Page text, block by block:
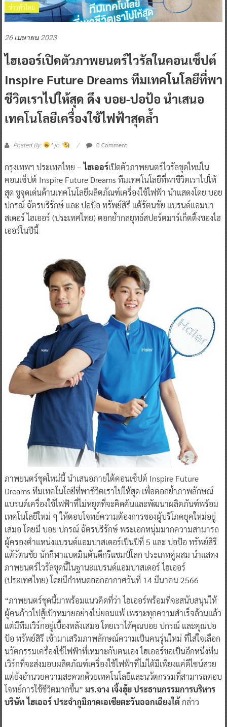
ข่าวทั่วไทย
26 เมษายน 2023
ไฮเออร์เปิดตัวภาพยนตร์ไวรัลในคอนเซ็ปต์
Inspire Future Dreams ทีมเทคโนโลยีที่พา
ชีวิตเราไปให้สุด ดึง บอย-ปอป้อ นำเสนอ
เทคโนโลยีเครื่องใช้ไฟฟ้าสุดล้ำ
Posted By: ^ jo ^ 0 Comment
กรุงเทพฯ ประเทศไทย –ไฮเออร์เปิดตัวภาพยนตร์ไวรัลชุดใหม่ใน
คอนเซ็ปต์ Inspire Future Dreams ทีมเทคโนโลยีที่พาชีวิตเราไปให้
สุด ชูจุดเด่นด้านเทคโนโลยีผลิตภัณฑ์เครื่องใช้ไฟฟ้า นำแสดงโดย บอย
ปกรณ์ ฉัตรบริรักษ์ และ ปอป้อ ทรัพย์สิรี แต้รัตนชัย แบรนด์แอมบา
สเดอร์ ไฮเออร์ (ประเทศไทย) ตอกย้ำกลยุทธ์สปอร์ตมาร์เก็ตติ้งของไฮ
เออร์ในปีนี้
ภาพยนตร์ชุดใหม่นี้ นำเสนอภายใต้คอนเซ็ปต์ Inspire Future
Dreams ทีมเทคโนโลยีที่พาชีวิตเราไปให้สุด เพื่อตอกย้ำภาพลักษณ์
แบรนด์เครื่องใช้ไฟฟ้าที่ไม่หยุดที่จะคิดค้นและพัฒนาผลิตภันฑ์พร้อม
เทคโนโลยีใหม่ ๆ ให้ตอบโจทย์ความต้องการของผู้บริโภคยุคใหม่อยู่
เสมอ โดยมี บอย ปกรณ์ ฉัตรบริรักษ์ พระเอกหนุ่มมากความสามารถ
ผู้ครองตำแหน่งแบรนด์แอมบาสเดอร์เป็นปีที่ 5 และ ปอป้อ ทรัพย์สิรี
แต้รัตนชัย นักกีฬาแบดมินตันดีกรีแชมป์โลก ประเภทคู่ผสม นำแสดง
ภาพยนตร์ไวรัลชุดนี้ในฐานะแบรนด์แอมบาสเดอร์ ไฮเออร์
(ประเทศไทย) โดยมีกำหนดออกอากาศวันที่ 14 มีนาคม 2566
“ภาพยนตร์ชุดนี้มาพร้อมแนวคิดที่ว่า ไฮเออร์พร้อมที่จะสนับสนุนให้
ผู้คนก้าวไปสู้เป้าหมายอย่างไม่ยอมแพ้ เพราะทุกความสำเร็จล้วนแล้ว
แต่มีทีมเวิร์กอยู่เบื้องหลังเสมอ โดยเราได้คุณบอย ปกรณ์ และคุณปอ
ป้อ ทรัพย์สิรี เข้ามาเสริมภาพลักษณ์ความเป็นคนรุ่นใหม่ ที่ใส่ใจเลือก
นวัตกรรมเครื่องใช้ไฟฟ้าที่เหมาะกับตนเอง ไฮเออร์ขอเป็นอีกหนึ่งทีม
เวิร์กที่จะส่งมอบผลิตภัณฑ์เครื่องใช้ไฟฟ้าที่ไม่ได้มีเพียงแค่ดีไซน์สวย
แต่ยังอำนวยความสะดวกด้วยเทคโนโลยีและนวัตกรรมที่สามารถตอบ
โจทย์การใช้ชีวิตมากขึ้น” มร.จาง เจิ้งฮุ้ย ประธานกรรมการบริหาร
บริษัท ไฮเออร์ ประจำภูมิภาคเอเชียตะวันออกเฉียงใต้ กล่าว